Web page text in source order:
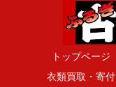
トップページ
衣類買取・寄付